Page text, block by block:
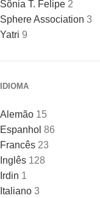
Sônia T. Felipe 2
Sphere Association 3
Yatri 9
IDIOMA
Alemão 15
Espanhol 86
Francês 23
Inglês 128
Irdin 1
Italiano 3